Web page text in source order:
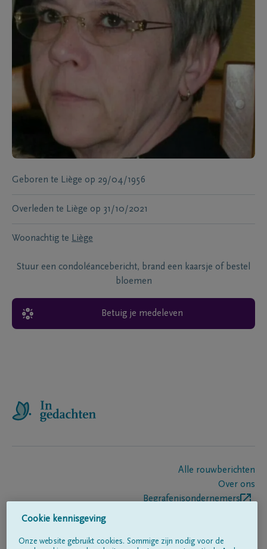
Geboren te Liège op 29/04/1956
Overleden te Liège op 31/10/2021
Woonachtig te Liège
Stuur een condoléancebericht, brand een kaarsje of bestel
bloemen
Betuig je medeleven
Alle rouwberichten
Over ons
Begrafenisondernemers
Cookie kennisgeving
Onze website gebruikt cookies. Sommige zijn nodig voor de